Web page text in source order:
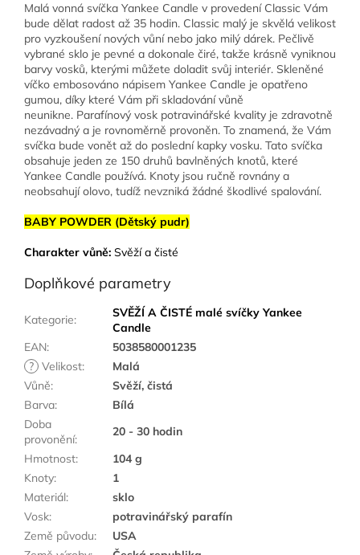
Malá vonná svíčka Yankee Candle v provedení Classic Vám
bude dělat radost až 35 hodin. Classic malý je skvělá velikost
pro vyzkoušení nových vůní nebo jako milý dárek. Pečlivě
vybrané sklo je pevné a dokonale čiré, takže krásně vyniknou
barvy vosků, kterými můžete doladit svůj interiér. Skleněné
víčko embosováno nápisem Yankee Candle je opatřeno
gumou, díky které Vám při skladování vůně
neunikne. Parafínový vosk potravinářské kvality je zdravotně
nezávadný a je rovnoměrně provoněn. To znamená, že Vám
svíčka bude vonět až do poslední kapky vosku. Tato svíčka
obsahuje jeden ze 150 druhů bavlněných knotů, které
Yankee Candle používá. Knoty jsou ručně rovnány a
neobsahují olovo, tudíž nevzniká žádné škodlivé spalování.
BABY POWDER (Dětský pudr)
Charakter vůně: Svěží a čisté
Doplňkové parametry
Kategorie:
SVĚŽÍ A ČISTÉ malé svíčky Yankee
Candle
EAN:
5038580001235
? Velikost:
Malá
Vůně:
Svěží, čistá
Barva:
Bílá
Doba
provonění:
20 - 30 hodin
Hmotnost:
104 g
Knoty:
1
Materiál:
sklo
Vosk:
potravinářský parafín
Země původu:
USA